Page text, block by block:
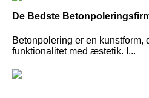
De Bedste
Betonpolering er en kunstform,
funktionalitet med æstetik. I...